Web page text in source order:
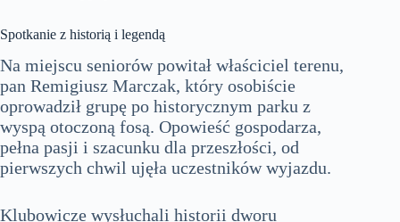
Spotkanie z historią i legendą
Na miejscu seniorów powitał właściciel terenu,
pan Remigiusz Marczak, który osobiście
oprowadził grupę po historycznym parku z
wyspą otoczoną fosą. Opowieść gospodarza,
pełna pasji i szacunku dla przeszłości, od
pierwszych chwil ujęła uczestników wyjazdu.
Klubowicze wysłuchali historii dworu